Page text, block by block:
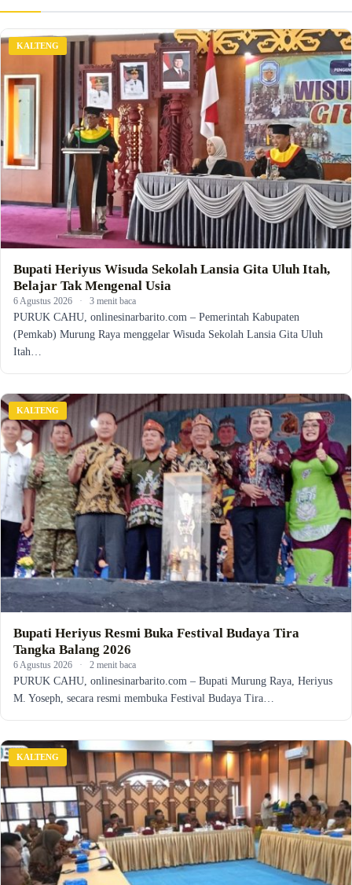
KALTENG
Bupati Heriyus Wisuda Sekolah Lansia Gita Uluh Itah,
Belajar Tak Mengenal Usia
6 Agustus 2026 · 3 menit baca
PURUK CAHU, onlinesinarbarito.com – Pemerintah Kabupaten
(Pemkab) Murung Raya menggelar Wisuda Sekolah Lansia Gita Uluh
Itah…
KALTENG
Bupati Heriyus Resmi Buka Festival Budaya Tira
Tangka Balang 2026
6 Agustus 2026 · 2 menit baca
PURUK CAHU, onlinesinarbarito.com – Bupati Murung Raya, Heriyus
M. Yoseph, secara resmi membuka Festival Budaya Tira…
KALTENG